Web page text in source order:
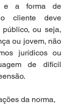
e a forma de
cliente deve
ou seja,
ou jovem, não
jurídicos ou
de difícil
da norma,